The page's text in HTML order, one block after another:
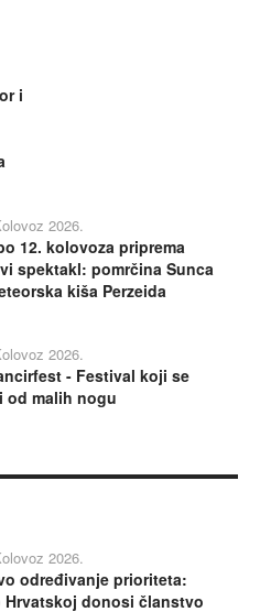
i
2026.
12. kolovoza priprema
spektakl: pomrčina Sunca
kiša Perzeida
2026.
- Festival koji se
od malih nogu
2026.
određivanje prioriteta:
Hrvatskoj donosi članstvo